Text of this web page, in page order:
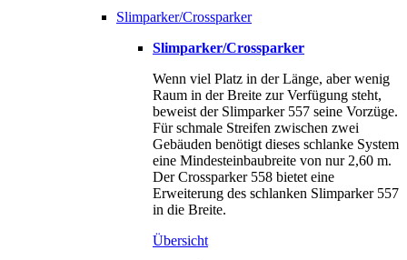
Slimparker/Crossparker
Slimparker/Crossparker
Wenn viel Platz in der Länge, aber wenig
Raum in der Breite zur Verfügung steht,
beweist der Slimparker 557 seine Vorzüge.
Für schmale Streifen zwischen zwei
Gebäuden benötigt dieses schlanke System
eine Mindesteinbaubreite von nur 2,60 m.
Der Crossparker 558 bietet eine
Erweiterung des schlanken Slimparker 557
in die Breite.
Übersicht